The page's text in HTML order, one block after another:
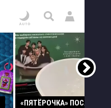
«ПЯТЁРОЧКА» ПОСАДИЛА